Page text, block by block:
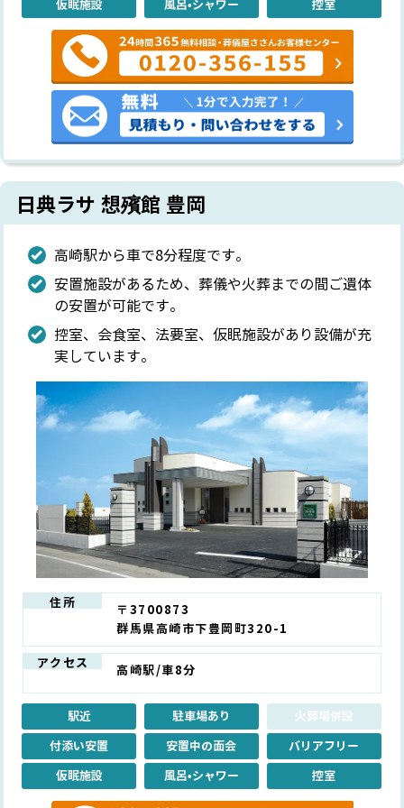
仮眠施設 風呂•シャワー 控室
日典ラサ 想殯館 豊岡
高崎駅から車で8分程度です。
安置施設があるため、葬儀や火葬までの間ご遺体
の安置が可能です。
控室、会食室、法要室、仮眠施設があり設備が充
実しています。
住所
〒3700873
群馬県高崎市下豊岡町320-1
アクセス 高崎駅/車8分
駅近 駐車場あり
火葬場併設
付添い安置
安置中の面会
バリアフリー
仮眠施設
風呂•シャワー 控室